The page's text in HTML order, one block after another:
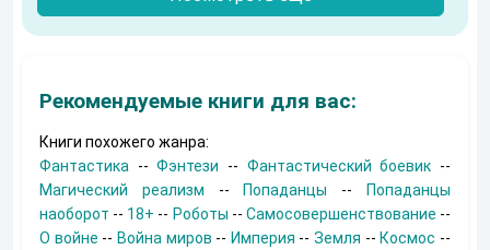
Рекомендуемые книги для вас:
Книги похожего жанра:
Фантастика --Фэнтези -- Фантастический боевик --
Магический реализм -- Попаданцы --
Попаданцы
наоборот -- 18+ -- Роботы -- Самосовершенствование --
О войне -- Война миров -- Империя --Земля -- Космос --